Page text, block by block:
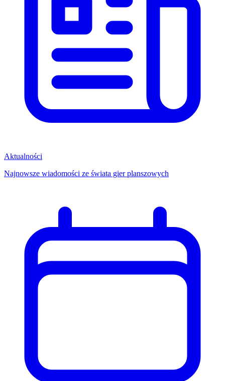
Aktualności
Najnowsze wiadomości ze świata gier planszowych